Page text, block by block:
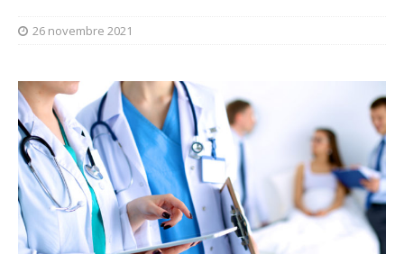
26 novembre 2021